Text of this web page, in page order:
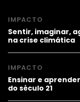
IMPACTO
Sentir, imaginar,
na crise climática
IMPACTO
Ensinar e
do século 21